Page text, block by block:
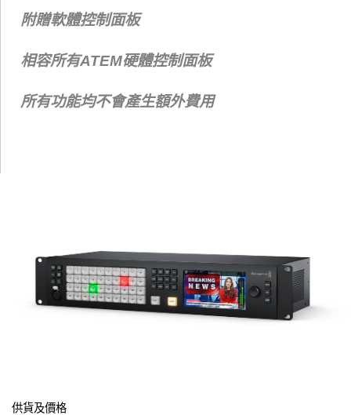
附贈軟體控制面板
相容所有ATEM硬體控制面板
所有功能均不會產生額外費用
供貨及價格